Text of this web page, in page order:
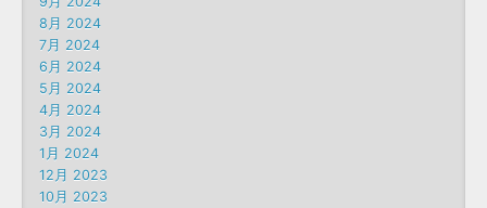
8月 2024
7月 2024
6月 2024
5月 2024
4月 2024
3月 2024
1月 2024
12月 2023
10月 2023